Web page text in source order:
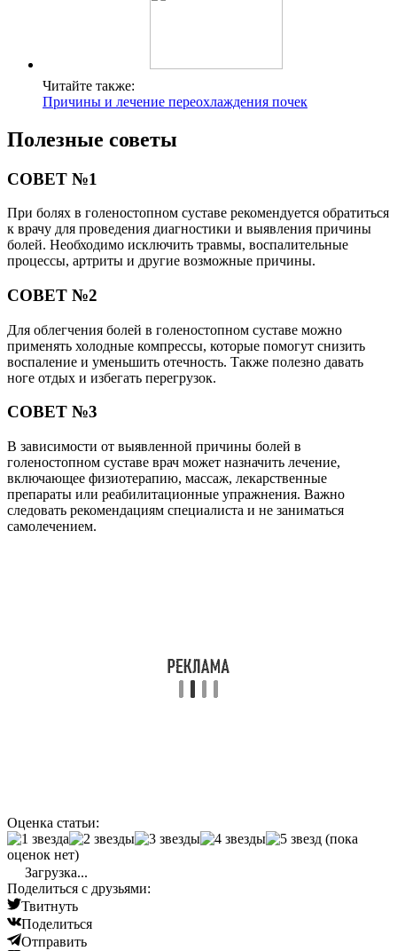
Читайте также:
Причины и лечение переохлаждения почек
Полезные советы
СОВЕТ №1
При болях в голеностопном суставе рекомендуется обратиться
к врачу для проведения диагностики и выявления причины
болей. Необходимо исключить травмы, воспалительные
процессы, артриты и другие возможные причины.
СОВЕТ №2
Для облегчения болей в голеностопном суставе можно
применять холодные компрессы, которые помогут снизить
воспаление и уменьшить отечность. Также полезно давать
ноге отдых и избегать перегрузок.
СОВЕТ №3
В зависимости от выявленной причины болей в
голеностопном суставе врач может назначить лечение,
включающее физиотерапию, массаж, лекарственные
препараты или реабилитационные упражнения. Важно
следовать рекомендациям специалиста и не заниматься
самолечением.
Оценка статьи:
(пока
оценок нет)
Загрузка...
Поделиться с друзьями:
Твитнуть
Поделиться
Отправить